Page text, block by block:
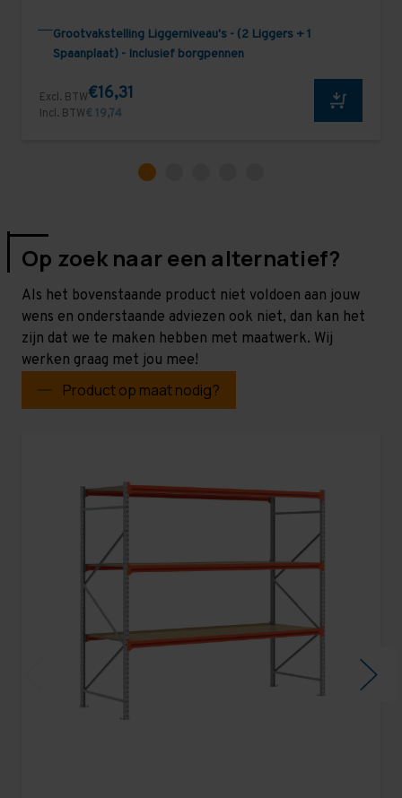
Grootvakstelling Liggerniveau's - (2 Liggers + 1
Spaanplaat) - Inclusief borgpennen
Excl. BTW€16,31
Incl. BTW€ 19,74
Op zoek naar een alternatief?
Als het bovenstaande product niet voldoen aan jouw
wens en onderstaande adviezen ook niet, dan kan het
zijn dat we te maken hebben met maatwerk. Wij
werken graag met jou mee!
Product op maat nodig?